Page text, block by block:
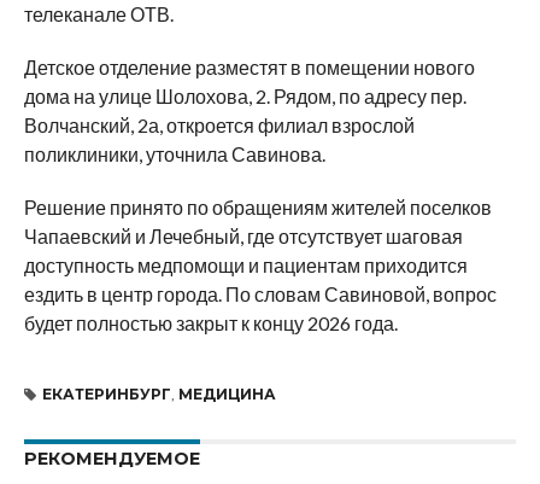
телеканале ОТВ.
Детское отделение разместят в помещении нового
дома на улице Шолохова, 2. Рядом, по адресу пер.
Волчанский, 2а, откроется филиал взрослой
поликлиники, уточнила Савинова.
Решение принято по обращениям жителей поселков
Чапаевский и Лечебный, где отсутствует шаговая
доступность медпомощи и пациентам приходится
ездить в центр города. По словам Савиновой, вопрос
будет полностью закрыт к концу 2026 года.
ЕКАТЕРИНБУРГ, МЕДИЦИНА
РЕКОМЕНДУЕМОЕ